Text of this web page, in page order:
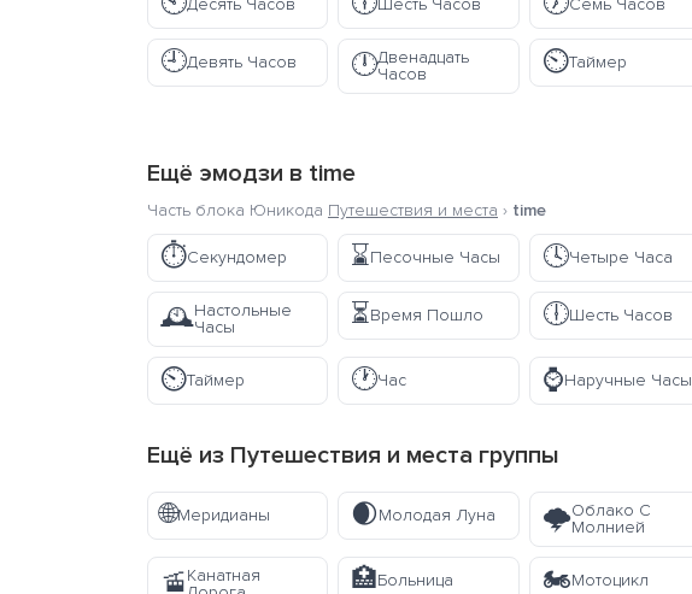
Десять Часов Шесть Часов Семь Часов
🕘Девять Часов 🕛Двенадцать
Часов
⏲️Таймер
Ещё эмодзи в time
Часть блока Юникода Путешествия и места › time
⏱️Секундомер ⌛Песочные Часы 🕓Четыре Часа
🕰️Настольные
Часы
⏳Время Пошло 🕕Шесть Часов
⏲️Таймер 🕐Час ⌚Наручные Часы
Ещё из Путешествия и места группы
🌐Меридианы 🌒Молодая Луна 🌩️Облако С
Молнией
🚡Канатная
🏥Больница 🏍️Мотоцикл